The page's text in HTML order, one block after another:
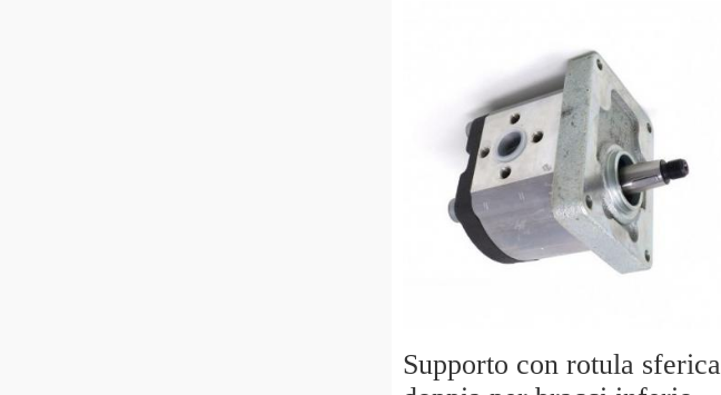
Supporto con rotula sferica